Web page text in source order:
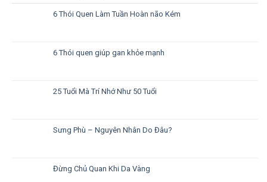
6 Thói Quen Làm Tuần Hoàn não Kém
6 Thói quen giúp gan khỏe mạnh
25 Tuổi Mà Trí Nhớ Như 50 Tuổi
Sưng Phù – Nguyên Nhân Do Đâu?
Đừng Chủ Quan Khi Da Vàng